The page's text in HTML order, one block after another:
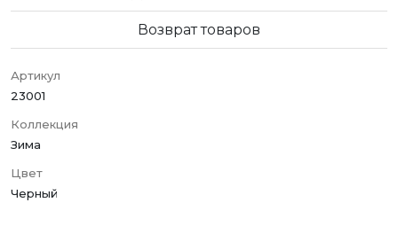
Возврат товаров
Артикул
23001
Коллекция
Зима
Цвет
Черный